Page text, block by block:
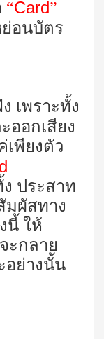
“Card”
ย่อนบัตร
เพราะทั้ง
อกเสียง
เพียงตัว
d
ประสาท
มผัสทาง
นี้ ให้
ะกลาย
อย่างนั้น